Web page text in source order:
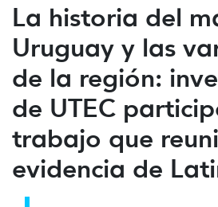
La historia del
Uruguay y las
de la región:
de UTEC
trabajo que
evidencia de